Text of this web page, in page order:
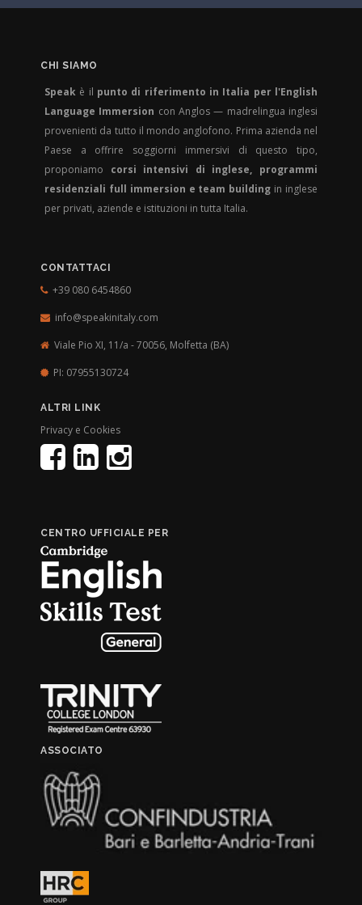
CHI SIAMO
Speak è il punto di riferimento in Italia per l'English
Language Immersion con Anglos — madrelingua inglesi
provenienti da tutto il mondo anglofono. Prima azienda nel
Paese a offrire soggiorni immersivi di questo tipo,
proponiamo corsi intensivi di inglese, programmi
residenziali full immersion e team building in inglese
per privati, aziende e istituzioni in tutta Italia.
CONTATTACI
+39 080 6454860
info@speakinitaly.com
Viale Pio XI, 11/a - 70056, Molfetta (BA)
PI: 07955130724
ALTRI LINK
Privacy e Cookies
CENTRO UFFICIALE PER
ASSOCIATO